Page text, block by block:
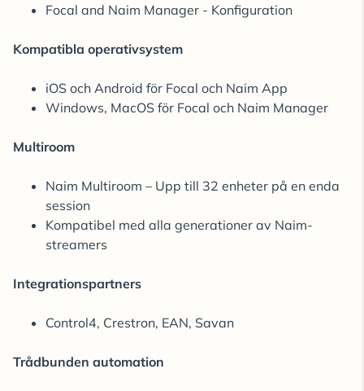
Focal and Naim Manager - Konfiguration
Kompatibla operativsystem
iOS och Android för Focal och Naim App
Windows, MacOS för Focal och Naim Manager
Multiroom
Naim Multiroom – Upp till 32 enheter på en enda
session
Kompatibel med alla generationer av Naim-
streamers
Integrationspartners
Control4, Crestron, EAN, Savan
Trådbunden automation